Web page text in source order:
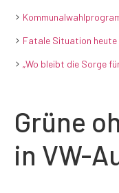
Fatale Situation heute
„Wo bleibt die Sorge
Grüne
in VW-